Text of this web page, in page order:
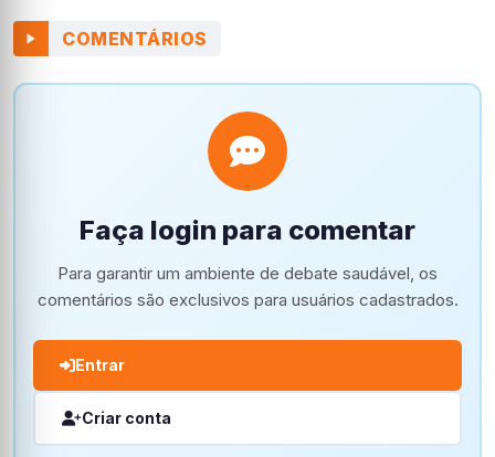
COMENTÁRIOS
Faça login para comentar
Para garantir um ambiente de debate saudável, os
comentários são exclusivos para usuários cadastrados.
Entrar
Criar conta